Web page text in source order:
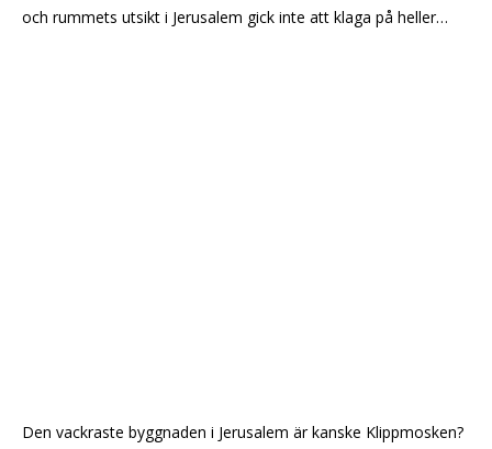
och rummets utsikt i Jerusalem gick inte att klaga på heller…
Den vackraste byggnaden i Jerusalem är kanske Klippmosken?